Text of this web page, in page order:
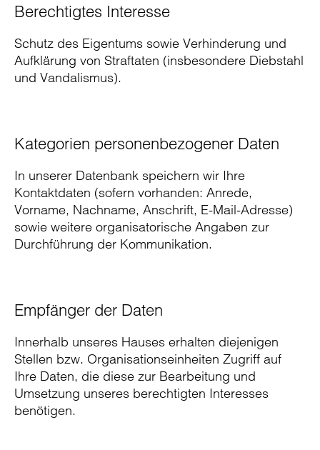
Berechtigtes Interesse
Schutz des Eigentums sowie Verhinderung und
Aufklärung von Straftaten (insbesondere Diebstahl
und Vandalismus).
Kategorien personenbezogener Daten
In unserer Datenbank speichern wir Ihre
Kontaktdaten (sofern vorhanden: Anrede,
Vorname, Nachname, Anschrift, E-Mail-Adresse)
sowie weitere organisatorische Angaben zur
Durchführung der Kommunikation.
Empfänger der Daten
Innerhalb unseres Hauses erhalten diejenigen
Stellen bzw. Organisationseinheiten Zugriff auf
Ihre Daten, die diese zur Bearbeitung und
Umsetzung unseres berechtigten Interesses
benötigen.